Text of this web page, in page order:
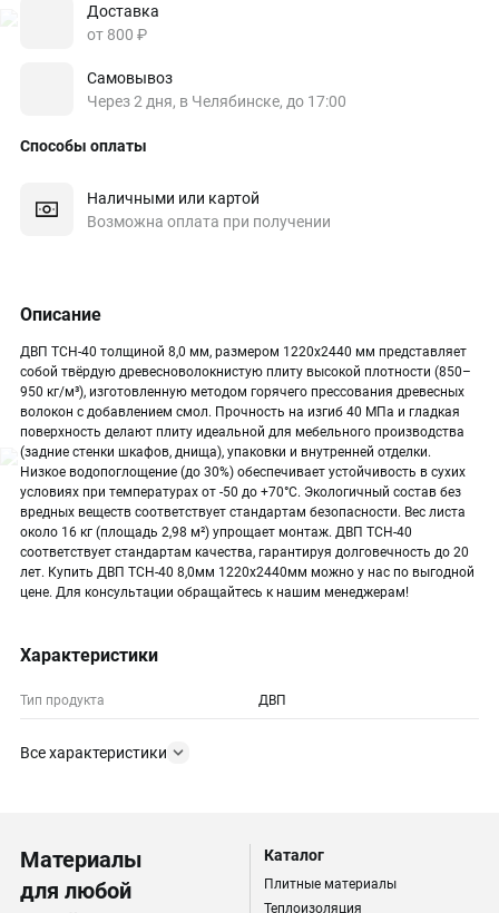
Доставка
от 800 ₽
Самовывоз
Через 2 дня, в Челябинске, до 17:00
Способы оплаты
Наличными или картой
Возможна оплата при получении
Описание
ДВП ТСН-40 толщиной 8,0 мм, размером 1220х2440 мм представляет
собой твёрдую древесноволокнистую плиту высокой плотности (850–
950 кг/м³), изготовленную методом горячего прессования древесных
волокон с добавлением смол. Прочность на изгиб 40 МПа и гладкая
поверхность делают плиту идеальной для мебельного производства
(задние стенки шкафов, днища), упаковки и внутренней отделки.
Низкое водопоглощение (до 30%) обеспечивает устойчивость в сухих
условиях при температурах от -50 до +70°C. Экологичный состав без
вредных веществ соответствует стандартам безопасности. Вес листа
около 16 кг (площадь 2,98 м²) упрощает монтаж. ДВП ТСН-40
соответствует стандартам качества, гарантируя долговечность до 20
лет. Купить ДВП ТСН-40 8,0мм 1220х2440мм можно у нас по выгодной
цене. Для консультации обращайтесь к нашим менеджерам!
Характеристики
Тип продукта ДВП
Все характеристики
Материалы
для любой
Каталог
Плитные материалы
Теплоизоляция